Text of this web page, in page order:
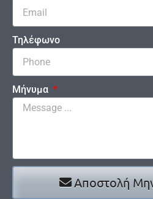
Τηλέφωνο
Μήνυμα
Αποστολή